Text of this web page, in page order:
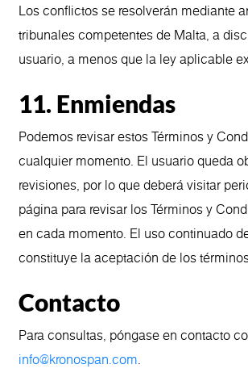
Los conflictos se resolverán mediante
tribunales competentes de Malta, a
usuario, a menos que la ley aplicable
11. Enmiendas
Podemos revisar estos Términos y
cualquier momento. El usuario queda
revisiones, por lo que deberá visitar
página para revisar los Términos y
en cada momento. El uso continuado
constituye la aceptación de los
Contacto
Para consultas, póngase en contacto
info@kronospan.com.